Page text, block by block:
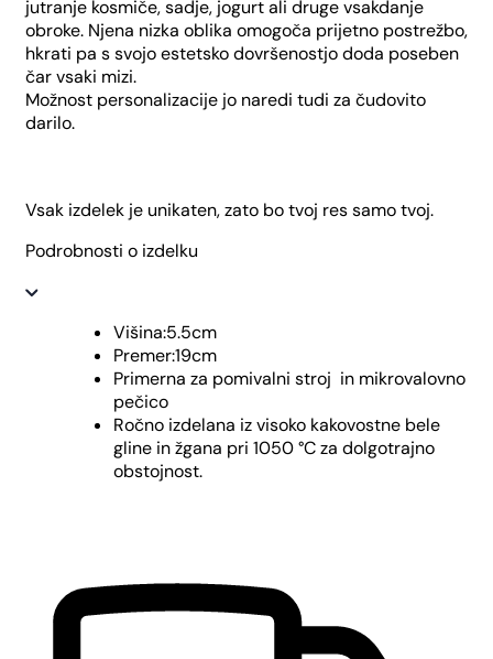
jutranje kosmiče, sadje, jogurt ali druge vsakdanje
obroke. Njena nizka oblika omogoča prijetno postrežbo,
hkrati pa s svojo estetsko dovršenostjo doda poseben
čar vsaki mizi.
Možnost personalizacije jo naredi tudi za čudovito
darilo.
Vsak izdelek je unikaten, zato bo tvoj res samo tvoj.
Podrobnosti o izdelku
Višina:5.5cm
Premer:19cm
Primerna za pomivalni stroj in mikrovalovno
pečico
Ročno izdelana iz visoko kakovostne bele
gline in žgana pri 1050 °C za dolgotrajno
obstojnost.